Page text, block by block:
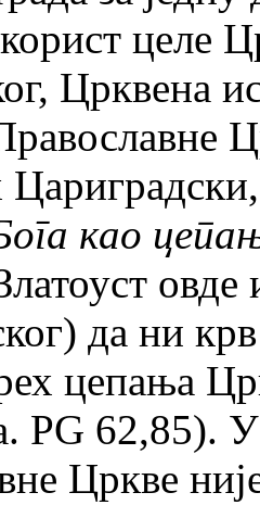
целе
Црквена
као
да ни
цепања
РG 62,85). У
Цркве